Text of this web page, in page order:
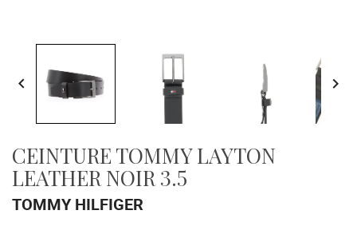
 
CEINTURE TOMMY LAYTON
LEATHER NOIR 3.5
TOMMY HILFIGER